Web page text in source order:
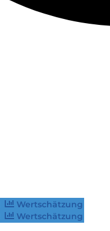
Wertschätzung
Wertschätzung